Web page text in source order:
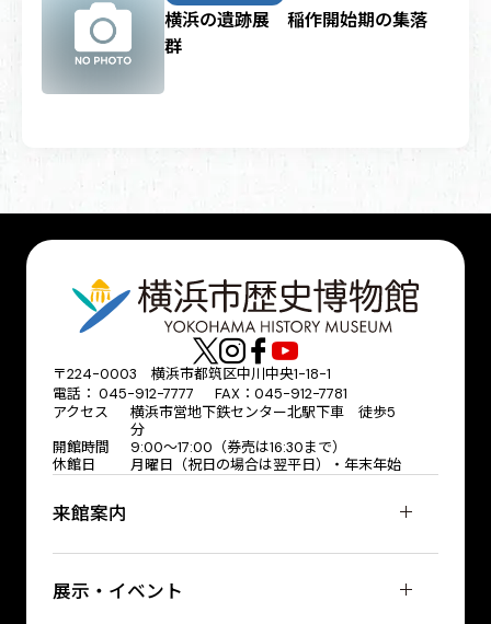
横浜の遺跡展 稲作開始期の集落
群
〒224-0003 横浜市都筑区中川中央1-18-1
電話： 045-912-7777 FAX：045-912-7781
アクセス
横浜市営地下鉄センター北駅下車 徒歩5
分
開館時間
9:00〜17:00（券売は16:30まで）
休館日
月曜日（祝日の場合は翌平日）・年末年始
来館案内
展示・イベント